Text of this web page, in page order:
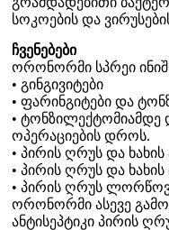
სოკოების და
ჩვენებები
ორონორმი სპრეი
• გინგივიტები
• ფარინგიტები და
• ტონზილექტომიამდე
ოპერაციების დროს.
• პირის ღრუს და
• პირის ღრუს და
• პირის ღრუს
ორონორმი ასევე
ანტისეპტიკი პირის